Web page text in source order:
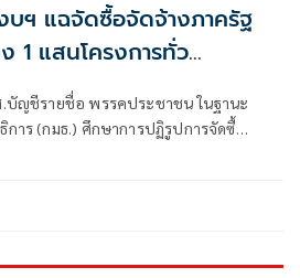
ฯ แฉจัดซื้อจัดจ้างภาครัฐ
ง 1 แสนโครงการทั่ว
ตงบกว่า 5 หมื่นล้านบาท
บัญชีรายชื่อ พรรคประชาชน ในฐานะ
าร (กมธ.) ศึกษาการปฏิรูปการจัดซื้อ